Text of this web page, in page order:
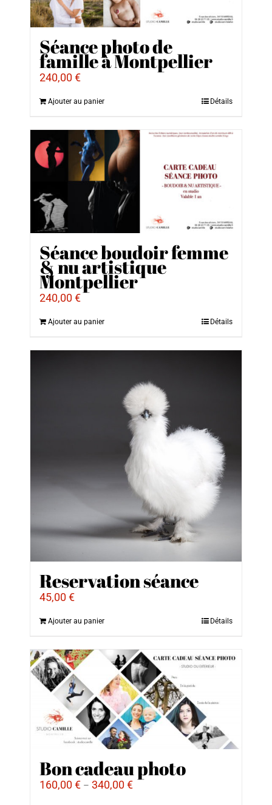
Séance photo de
famille à Montpellier
240,00€
Ajouter au panier Détails
Séance boudoir femme
& nu artistique
Montpellier
240,00€
Ajouter au panier Détails
Reservation séance
45,00€
Ajouter au panier Détails
Bon cadeau photo
160,00€ –340,00€